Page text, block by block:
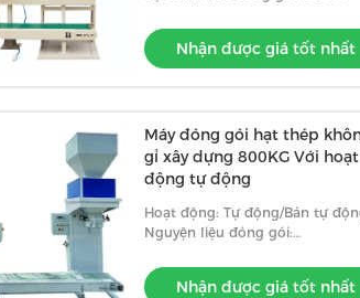
Nhận được giá tốt nhất
Máy đóng gói hạt thép
gỉ xây dựng 800KG Với hoạt
động tự động
Hoạt động: Tự động/Bán tự
Nguyện liệu đóng gói:
Nhận được giá tốt nhất